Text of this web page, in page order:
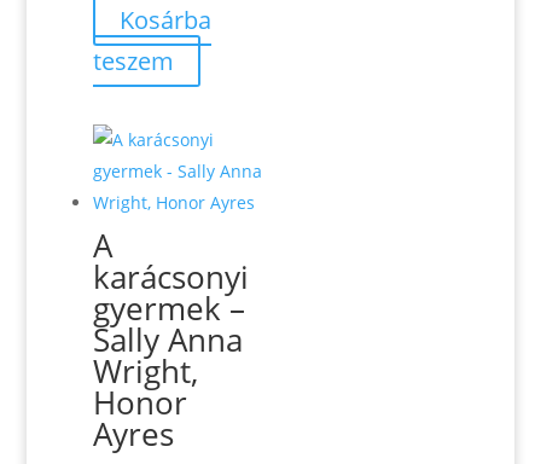
price
was:
19.00€.
price
is:
Kosárba
teszem
A
karácsonyi
gyermek –
Sally Anna
Wright,
Honor
Ayres